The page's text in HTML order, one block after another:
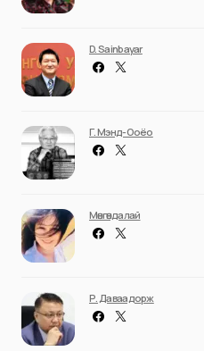
D. Sainbayar
Г. Мэнд-Ооёо
Мөнгөндалай
Р. Даваадорж